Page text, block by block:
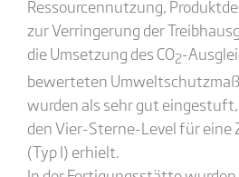
Ressourcennutzung,
zur Verringerung der
die Umsetzung des CO2-
bewerteten
wurden als sehr gut eingestuft,
den Vier-Sterne-Level für eine
(Typ I) erhielt.